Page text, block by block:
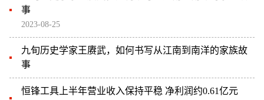
事
2023-08-25
九旬历史学家王赓武，如何书写从江南到南洋的家族故
事
恒锋工具上半年营业收入保持平稳 净利润约0.61亿元